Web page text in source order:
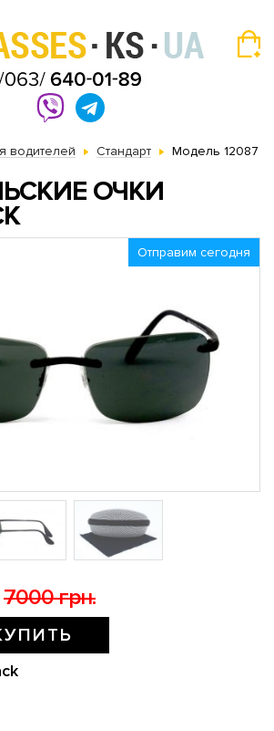
водителей Стандарт Модель 12087
ОЧКИ
Отправим сегодня
7000 грн.